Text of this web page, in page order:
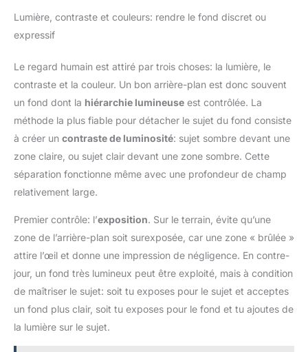
Lumière, contraste et couleurs: rendre le fond discret ou
expressif
Le regard humain est attiré par trois choses: la lumière, le
contraste et la couleur. Un bon arrière-plan est donc souvent
un fond dont la hiérarchie lumineuse est contrôlée. La
méthode la plus fiable pour détacher le sujet du fond consiste
à créer un contraste de luminosité: sujet sombre devant une
zone claire, ou sujet clair devant une zone sombre. Cette
séparation fonctionne même avec une profondeur de champ
relativement large.
Premier contrôle: l’exposition. Sur le terrain, évite qu’une
zone de l’arrière-plan soit surexposée, car une zone « brûlée »
attire l’œil et donne une impression de négligence. En contre-
jour, un fond très lumineux peut être exploité, mais à condition
de maîtriser le sujet: soit tu exposes pour le sujet et acceptes
un fond plus clair, soit tu exposes pour le fond et tu ajoutes de
la lumière sur le sujet.